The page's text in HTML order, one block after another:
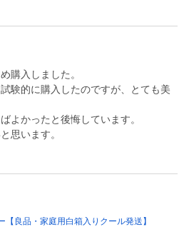
購入しました。
験的に購入したのですが、とても美
よかったと後悔しています。
思います。
良品・家庭用白箱入りクール発送】